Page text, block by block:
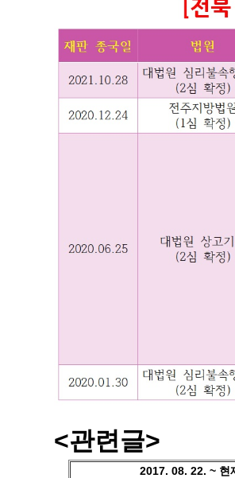
<관련글>
2017. 08. 22. ~ 현